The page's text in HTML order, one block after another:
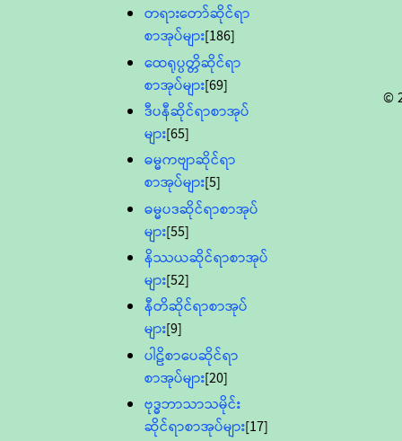
တရားတော်ဆိုင်ရာ
စာအုပ်များ[186]
ထေရုပ္ပတ္တိဆိုင်ရာ
စာအုပ်များ[69]
ဒီပနီဆိုင်ရာစာအုပ်
များ[65]
ဓမ္မကဗျာဆိုင်ရာ
စာအုပ်များ[5]
ဓမ္မပဒဆိုင်ရာစာအုပ်
များ[55]
နိဿယဆိုင်ရာစာအုပ်
များ[52]
နီတိဆိုင်ရာစာအုပ်
များ[9]
ပါဠိစာပေဆိုင်ရာ
စာအုပ်များ[20]
ဗုဒ္ဓဘာသာသမိုင်း
ဆိုင်ရာစာအုပ်များ[17]
©